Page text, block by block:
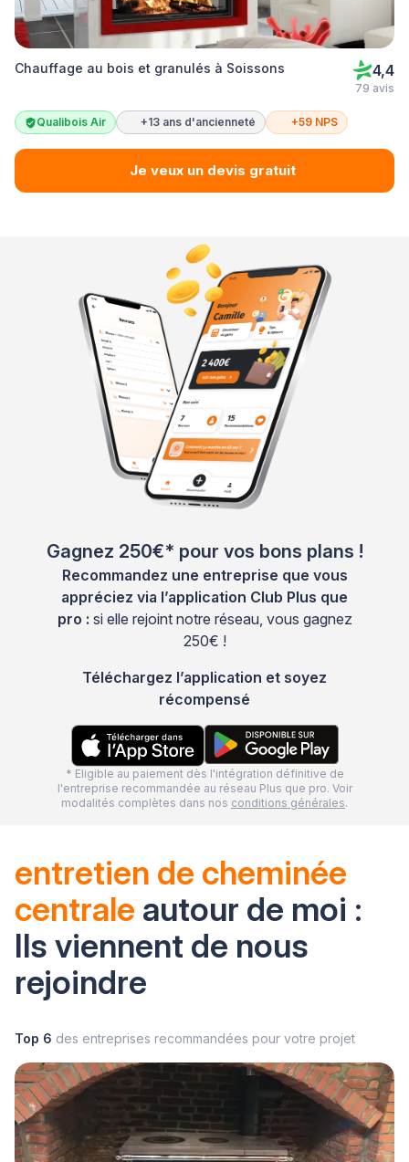
Chauffage au bois et granulés à Soissons 4,4
79 avis
Qualibois Air +13 ans d'ancienneté +59 NPS
Je veux un devis gratuit
Gagnez 250€* pour vos bons plans !
Recommandez une entreprise que vous
appréciez via l’application Club Plus que
pro : si elle rejoint notre réseau, vous gagnez
250€ !
Téléchargez l’application et soyez
récompensé
* Eligible au paiement dès l'intégration définitive de
l'entreprise recommandée au réseau Plus que pro. Voir
modalités complètes dans nos conditions générales.
entretien de cheminée
centrale autour de moi :
Ils viennent de nous
rejoindre
Top 6 des entreprises recommandées pour votre projet